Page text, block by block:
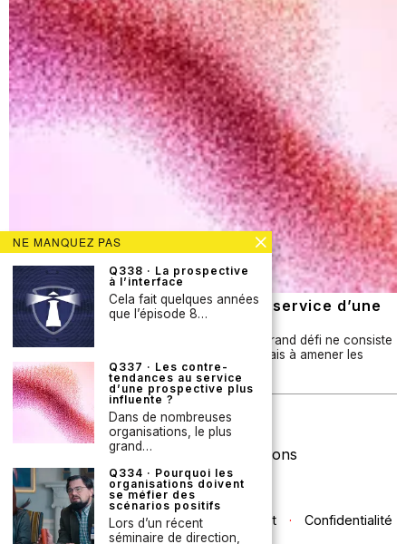
Q337 · Les contre-tendances au service d’une
prospective plus influente ?
Dans de nombreuses organisations, le plus grand défi ne consiste
pas à produire des analyses prospectives, mais à amener les
bonnes personnes à tenir compte…
Newsletter
Licence Creative Commons
Contact · Confidentialité
NE MANQUEZ PAS
Q338 · La prospective
à l’interface
Cela fait quelques années
que l’épisode 8…
Q337 · Les contre-
tendances au service
d’une prospective plus
influente ?
Dans de nombreuses
organisations, le plus
grand…
Q334 · Pourquoi les
organisations doivent
se méfier des
scénarios positifs
Lors d’un récent
séminaire de direction,